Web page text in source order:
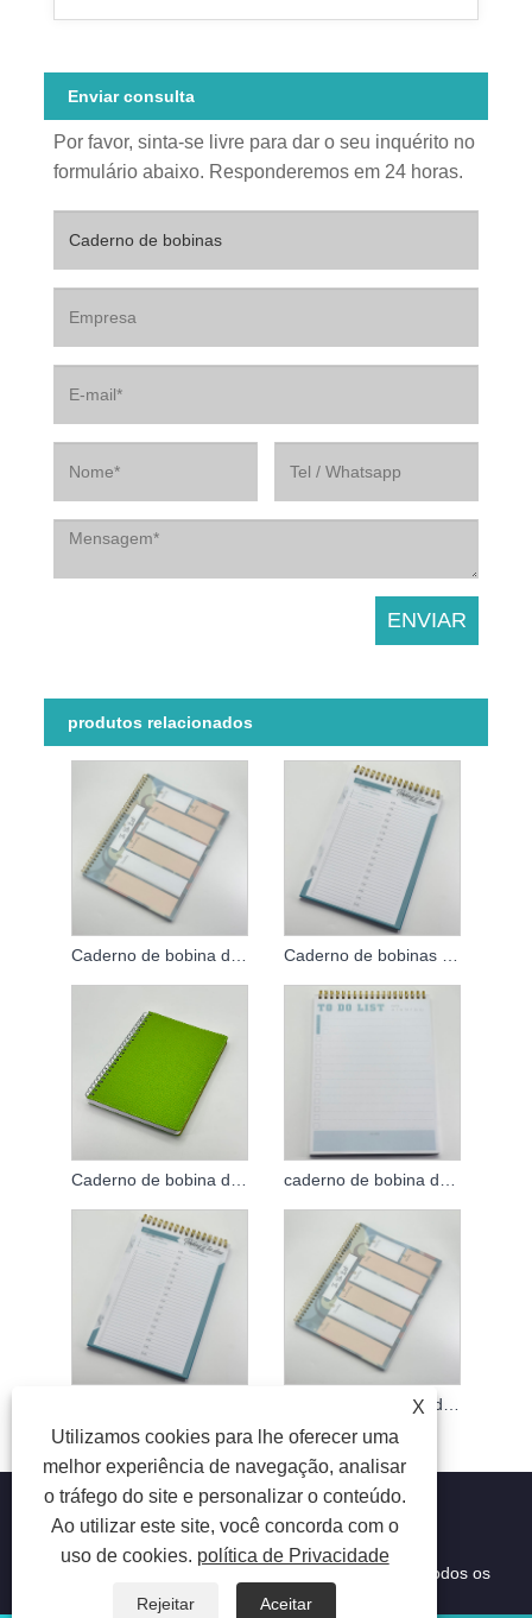
Enviar consulta
Por favor, sinta-se livre para dar o seu inquérito no
formulário abaixo. Responderemos em 24 horas.
produtos relacionados
Caderno de bobina de PVC personalizado Caderno de bobinas personalizado
Caderno de bobina de couro caderno de bobina de pvc
Caderno de bobina de PVC personalizado
X
Utilizamos cookies para lhe oferecer uma
melhor experiência de navegação, analisar
o tráfego do site e personalizar o conteúdo.
Ao utilizar este site, você concorda com o
uso de cookies. política de Privacidade
Rejeitar Aceitar
Copyright © 2023 Suzhou Aiyide Stationery Co., Ltd. Todos os
direitos reservados.